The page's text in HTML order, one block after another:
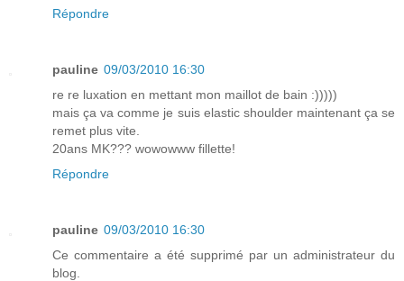
Répondre
pauline 09/03/2010 16:30
re re luxation en mettant mon maillot de bain :)))))
mais ça va comme je suis elastic shoulder maintenant ça se
remet plus vite.
20ans MK??? wowowww fillette!
Répondre
pauline 09/03/2010 16:30
Ce commentaire a été supprimé par un administrateur du
blog.